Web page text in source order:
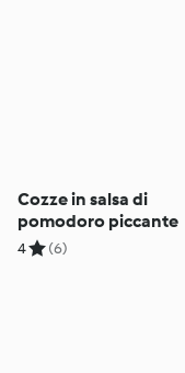
Cozze in salsa di
pomodoro piccante
4 (6)